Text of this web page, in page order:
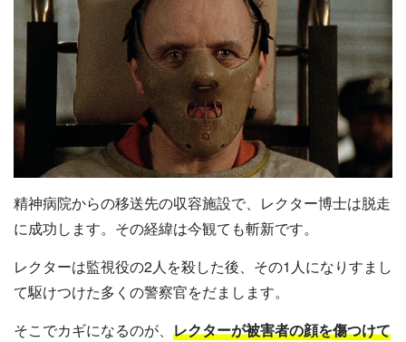
精神病院からの移送先の収容施設で、レクター博士は脱走
に成功します。その経緯は今観ても斬新です。
レクターは監視役の2人を殺した後、その1人になりすまし
て駆けつけた多くの警察官をだまします。
そこでカギになるのが、 レクターが被害者の顔を傷つけて